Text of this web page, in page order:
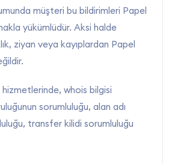
müşteri bu bildirimleri Papel
yükümlüdür. Aksi halde
ziyan veya kayıplardan Papel
hizmetlerinde, whois bilgisi
sorumluluğu, alan adı
transfer kilidi sorumluluğu